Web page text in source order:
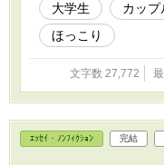
大学生
カップ
ほっこり
文字数 27,772
ｴｯｾｲ・ﾉﾝﾌｨｸｼｮﾝ 完結